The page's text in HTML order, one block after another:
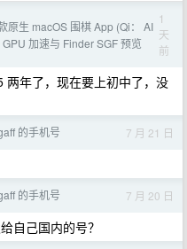
原生 macOS 围棋 App (Qi： AI
加速与 Finder SGF 预览
1
天
前
年了，现在要上初中了，没
的手机号 7 月 21 日
的手机号 7 月 20 日
自己国内的号？